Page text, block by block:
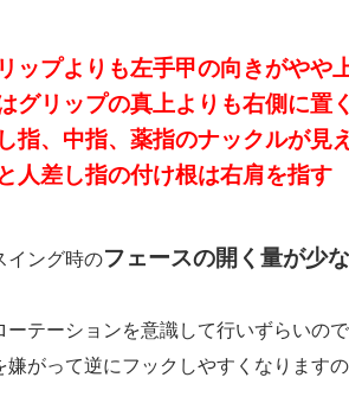
ップよりも左手甲の向きがやや
グリップの真上よりも右側に置く
指、中指、薬指のナックルが見
人差し指の付け根は右肩を指す
イング時のフェースの開く量が少
ーテーションを意識して行いずらいの
がって逆にフックしやすくなります